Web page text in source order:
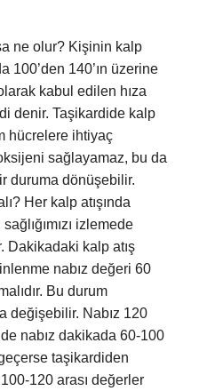
ne olur? Kişinin kalp
100’den 140’ın üzerine
kabul edilen hıza
denir. Taşikardide kalp
hücrelere ihtiyaç
sağlayamaz, bu da
duruma dönüşebilir.
Her kalp atışında
izlemede
Dakikadaki kalp atış
nabız değeri 60
Bu durum
değişebilir. Nabız 120
nabız dakikada 60-100
taşikardiden
120 arası değerler